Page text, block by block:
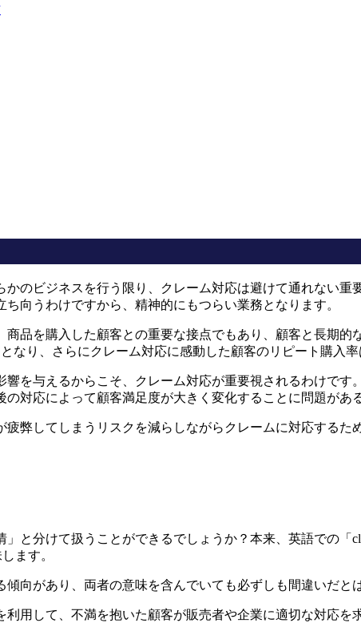
のビジネスを行う限り、クレーム対応は避けて通れない
向うわけですから、精神的にもつらい業務となります。
品を購入した顧客との重要な接点でもあり、顧客と長期
なり、さらにクレーム対応に感動した顧客のリピート購入
を与えるからこそ、クレーム対応が重要視されるわけで
対応によって顧客満足度が大きく変化することに問題があ
弊してしまうリスクを減らしながらクレームに対応する
と分けて扱うことができるでしょうか？本来、英語での
ます。
向があり、両者の意味を含んでいても必ずしも間違いだと
用して、不満を抱いた顧客が販売者や企業に適切な対応